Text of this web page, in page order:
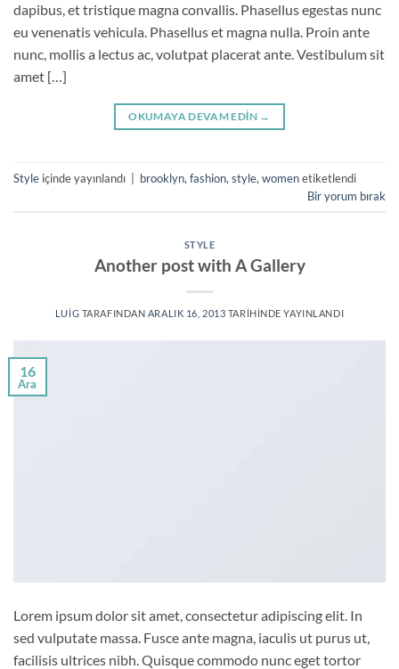
dapibus, et tristique magna convallis. Phasellus egestas nunc
eu venenatis vehicula. Phasellus et magna nulla. Proin ante
nunc, mollis a lectus ac, volutpat placerat ante. Vestibulum sit
amet […]
OKUMAYA DEVAM EDIN →
Style içinde yayınlandı brooklyn, fashion, style, womenetiketlendi
Bir yorum bırak
STYLE
Another post with A Gallery
LUIG TARAFINDAN ARALIK 16, 2013 TARIHINDE YAYINLANDI
16
Ara
Lorem ipsum dolor sit amet, consectetur adipiscing elit. In
sed vulputate massa. Fusce ante magna, iaculis ut purus ut,
facilisis ultrices nibh. Quisque commodo nunc eget tortor